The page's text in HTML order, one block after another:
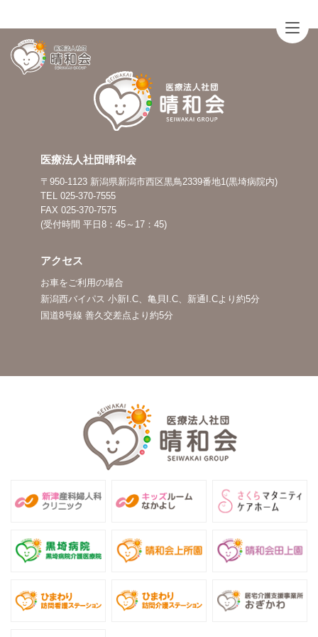
医療法人社団晴和会
〒950-1123 新潟県新潟市西区黒鳥2339番地1(黒埼病院内)
TEL 025-370-7555
FAX 025-370-7575
(受付時間 平日8：45～17：45)
アクセス
お車をご利用の場合
新潟西バイパス 小新I.C、亀貝I.C、新通I.Cより約5分
国道8号線 善久交差点より約5分